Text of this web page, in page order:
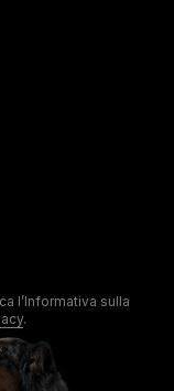
l’Informativa sulla
.